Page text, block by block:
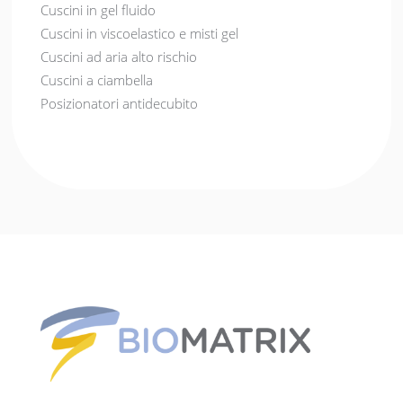
Cuscini in gel fluido
Cuscini in viscoelastico e misti gel
Cuscini ad aria alto rischio
Cuscini a ciambella
Posizionatori antidecubito